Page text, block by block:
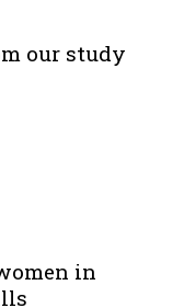
our study
in